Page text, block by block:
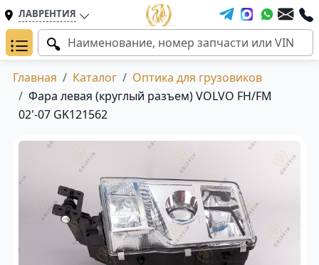
ЛАВРЕНТИЯ
Главная Каталог
Оптика для грузовиков
Фара левая (круглый разъем) VOLVO FH/FM
02'-07 GK121562